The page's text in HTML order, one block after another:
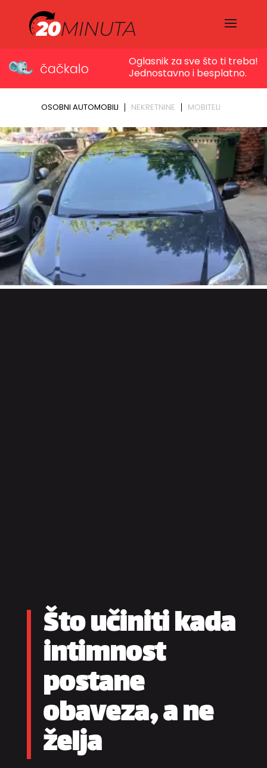
Što učiniti kada
intimnost
postane
obaveza, a ne
želja